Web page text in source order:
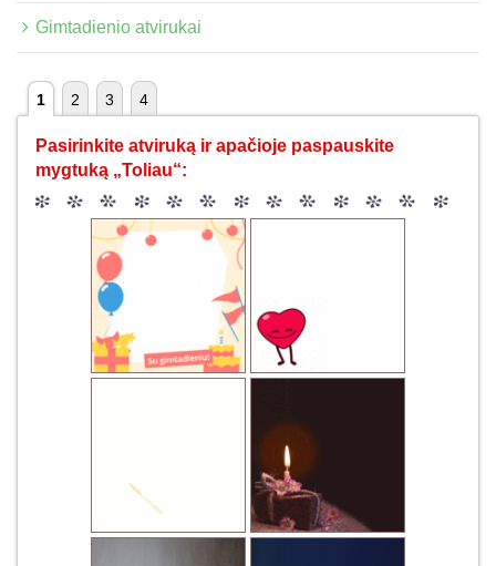
Gimtadienio atvirukai
1 2 3 4
Pasirinkite atviruką ir apačioje paspauskite
mygtuką „Toliau“: